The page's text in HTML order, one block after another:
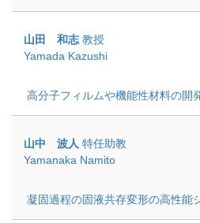
山田 和志 教授
Yamada Kazushi
高分子フィルムや機能性材料の開
山中 波人 特任助教
Yamanaka Namito
凝固過程の固液共存変形の高性能